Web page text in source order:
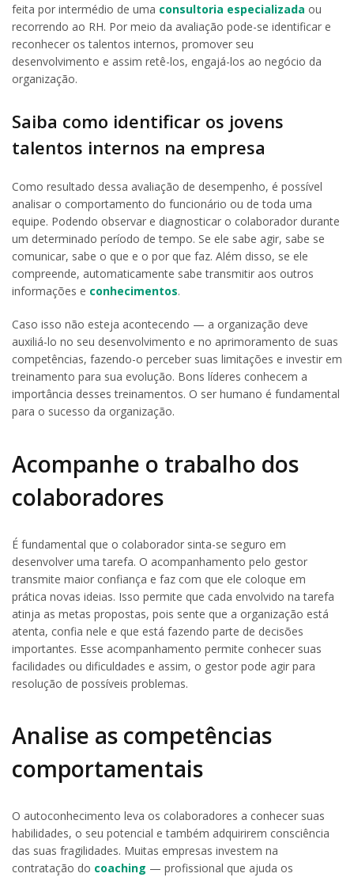
feita por intermédio de uma consultoria especializada ou
recorrendo ao RH. Por meio da avaliação pode-se identificar e
reconhecer os talentos internos, promover seu
desenvolvimento e assim retê-los, engajá-los ao negócio da
organização.
Saiba como identificar os jovens
talentos internos na empresa
Como resultado dessa avaliação de desempenho, é possível
analisar o comportamento do funcionário ou de toda uma
equipe. Podendo observar e diagnosticar o colaborador durante
um determinado período de tempo. Se ele sabe agir, sabe se
comunicar, sabe o que e o por que faz. Além disso, se ele
compreende, automaticamente sabe transmitir aos outros
informações e conhecimentos.
Caso isso não esteja acontecendo — a organização deve
auxiliá-lo no seu desenvolvimento e no aprimoramento de suas
competências, fazendo-o perceber suas limitações e investir em
treinamento para sua evolução. Bons líderes conhecem a
importância desses treinamentos. O ser humano é fundamental
para o sucesso da organização.
Acompanhe o trabalho dos
colaboradores
É fundamental que o colaborador sinta-se seguro em
desenvolver uma tarefa. O acompanhamento pelo gestor
transmite maior confiança e faz com que ele coloque em
prática novas ideias. Isso permite que cada envolvido na tarefa
atinja as metas propostas, pois sente que a organização está
atenta, confia nele e que está fazendo parte de decisões
importantes. Esse acompanhamento permite conhecer suas
facilidades ou dificuldades e assim, o gestor pode agir para
resolução de possíveis problemas.
Analise as competências
comportamentais
O autoconhecimento leva os colaboradores a conhecer suas
habilidades, o seu potencial e também adquirirem consciência
das suas fragilidades. Muitas empresas investem na
contratação do coaching — profissional que ajuda os